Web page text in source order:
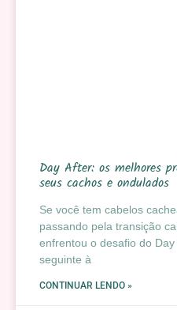
Day After: os melhores
seus cachos e ondulados
Se você tem cabelos
passando pela transição
enfrentou o desafio do
seguinte à
CONTINUAR LENDO »